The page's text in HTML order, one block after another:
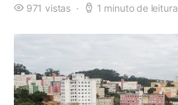
971 vistas 1 minuto de leitura